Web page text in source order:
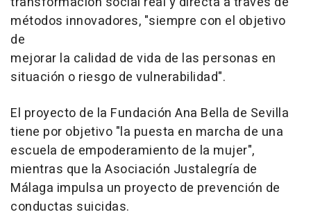
métodos innovadores, "siempre con el objetivo
de
mejorar la calidad de vida de las personas en
situación o riesgo de vulnerabilidad".
El proyecto de la Fundación Ana Bella de Sevilla
tiene por objetivo "la puesta en marcha de una
escuela de empoderamiento de la mujer",
mientras que la Asociación Justalegría de
Málaga impulsa un proyecto de prevención de
conductas suicidas.